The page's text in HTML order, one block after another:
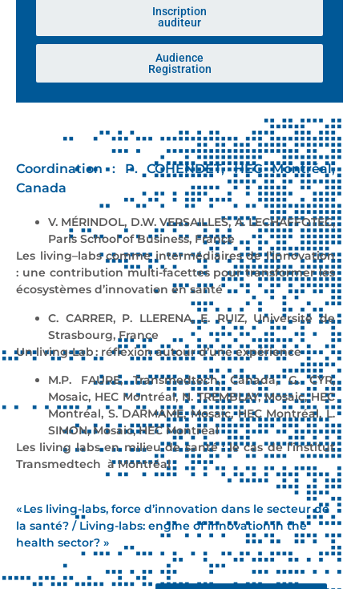
Inscription
auditeur
Audience
Registration
Coordination : P. COHENDET, HEC Montréal,
Canada
V. MÉRINDOL, D.W. VERSAILLES,A.LECHAFFOTEC,
Paris School of Business, France
Les living–labscomme intermédiaires de l’innovation
: une contribution multi-facettespour transformer les
écosystèmes d’innovation en santé
C. CARRER, P. LLERENA, E. RUIZ, Université de
Strasbourg, France
Un living-Lab: réflexion autour d’une expérience
M.P. FAURE,Transmedtech, Canada, G.CYR,
Mosaic, HEC Montréal, N. TREMBLAY, Mosaic, HEC
Montréal, S. DARMAME, Mosaic, HEC Montréal, L.
SIMON, Mosaic, HEC Montréal
Les living labs en milieu de santé : le cas de l’institut
Transmedtech à Montréal
« Les living-labs, force d’innovation dans le secteur de
la santé? / Living-labs: engine of innovation in the
health sector? »